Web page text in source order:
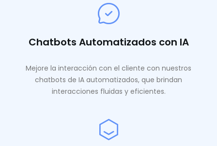
Chatbots Automatizados con IA
Mejore la interacción con el cliente con nuestros
chatbots de IA automatizados, que brindan
interacciones fluidas y eficientes.